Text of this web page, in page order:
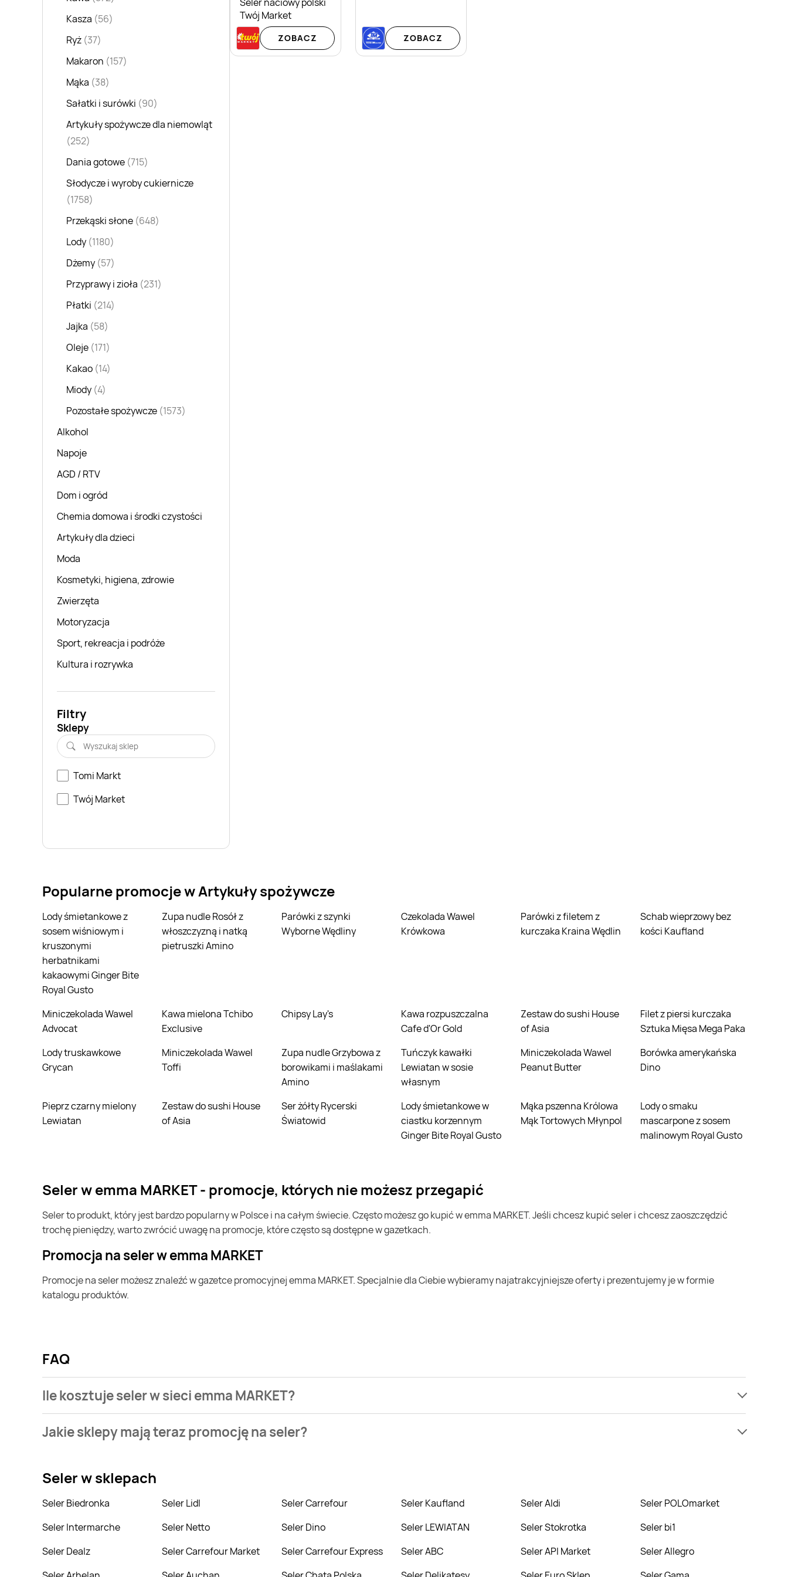
Kasza (56)
Ryż (37)
Makaron (157)
Mąka (38)
Sałatki i surówki (90)
Artykuły spożywcze dla niemowląt
(252)
Dania gotowe (715)
Słodycze i wyroby cukiernicze
(1758)
Przekąski słone (648)
Lody (1180)
Dżemy (57)
Przyprawy i zioła (231)
Płatki (214)
Jajka (58)
Oleje (171)
Kakao (14)
Miody (4)
Pozostałe spożywcze (1573)
Alkohol
Napoje
AGD / RTV
Dom i ogród
Chemia domowa i środki czystości
Artykuły dla dzieci
Moda
Kosmetyki, higiena, zdrowie
Zwierzęta
Motoryzacja
Sport, rekreacja i podróże
Kultura i rozrywka
Filtry
Sklepy
Tomi Markt
Twój Market
Twój Market
ZOBACZ ZOBACZ
Popularne promocje w Artykuły spożywcze
Lody śmietankowe z
sosem wiśniowym i
kruszonymi
herbatnikami
kakaowymi Ginger Bite
Royal Gusto
Zupa nudle Rosół z
włoszczyzną i natką
pietruszki Amino
Parówki z szynki
Wyborne Wędliny
Czekolada Wawel
Krówkowa
Parówki z filetem z
kurczaka Kraina Wędlin
Schab wieprzowy bez
kości Kaufland
Miniczekolada Wawel
Advocat
Kawa mielona Tchibo
Exclusive
Chipsy Lay's
Kawa rozpuszczalna
Cafe d'Or Gold
Zestaw do sushi House
of Asia
Filet z piersi kurczaka
Sztuka Mięsa Mega Paka
Lody truskawkowe
Grycan
Miniczekolada Wawel
Toffi
Zupa nudle Grzybowa z
borowikami i maślakami
Amino
Tuńczyk kawałki
Lewiatan w sosie
własnym
Miniczekolada Wawel
Peanut Butter
Borówka amerykańska
Dino
Pieprz czarny mielony
Lewiatan
Zestaw do sushi House
of Asia
Ser żółty Rycerski
Światowid
Lody śmietankowe w
ciastku korzennym
Ginger Bite Royal Gusto
Mąka pszenna Królowa
Mąk Tortowych Młynpol
Lody o smaku
mascarpone z sosem
malinowym Royal Gusto
seler w emma MARKET - promocje, których nie możesz przegapić
seler to produkt, który jest bardzo popularny w Polsce i na całym świecie. Często możesz go kupić w emma MARKET. Jeśli chcesz kupić seler i chcesz zaoszczędzić
trochę pieniędzy, warto zwrócić uwagę na promocje, które często są dostępne w gazetkach.
Promocja na seler w emma MARKET
Promocje na seler możesz znaleźć w gazetce promocyjnej emma MARKET. Specjalnie dla Ciebie wybieramy najatrakcyjniejsze oferty i prezentujemy je w formie
katalogu produktów.
FAQ
Ile kosztuje seler w sieci emma MARKET?
MARKET.
Jakie sklepy mają teraz promocję na seler?
Selerw sklepach
Seler Biedronka Seler Lidl Seler Carrefour Seler Kaufland Seler Aldi
Seler POLOmarket
Seler Intermarche
Seler Netto Seler Dino Seler LEWIATAN Seler Stokrotka
Seler bi1
Seler Dealz
Seler Carrefour Market Seler Carrefour Express Seler ABC Seler API Market
Seler Allegro